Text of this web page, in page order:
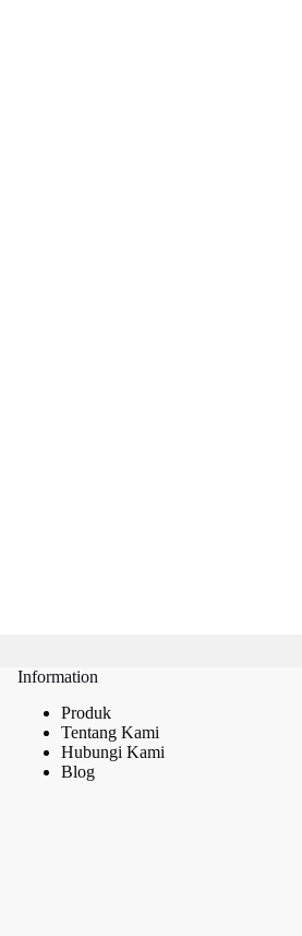
Information
Produk
Tentang Kami
Hubungi Kami
Blog